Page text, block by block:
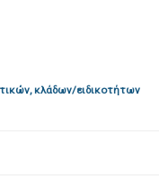
κλάδων/ειδικοτήτων